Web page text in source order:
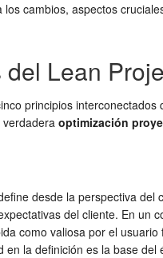
cambios, aspectos
Lean
principios
optimización
desde la perspectiva
del cliente. En
como valiosa por el
la definición es la base del